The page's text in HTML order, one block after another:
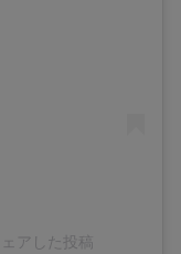
アした投稿